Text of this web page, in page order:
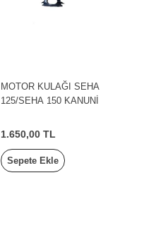
MOTOR KULAĞI SEHA
125/SEHA 150 KANUNİ
1.650,00 TL
Sepete Ekle